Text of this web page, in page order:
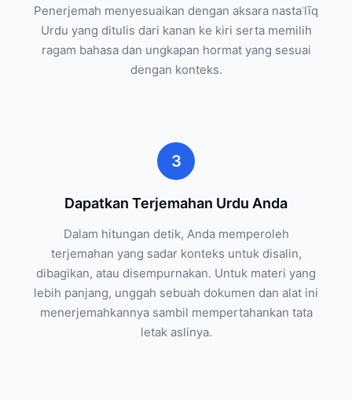
Penerjemah menyesuaikan dengan aksara nastaʿlīq
Urdu yang ditulis dari kanan ke kiri serta memilih
ragam bahasa dan ungkapan hormat yang sesuai
dengan konteks.
3
Dapatkan Terjemahan Urdu Anda
Dalam hitungan detik, Anda memperoleh
terjemahan yang sadar konteks untuk disalin,
dibagikan, atau disempurnakan. Untuk materi yang
lebih panjang, unggah sebuah dokumen dan alat ini
menerjemahkannya sambil mempertahankan tata
letak aslinya.